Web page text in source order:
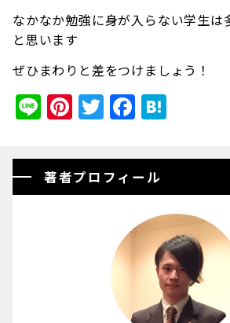
なかなか勉強に身が入らない学生は
と思います
ぜひまわりと差をつけましょう！
LinePinterest
Twitter
著者プロフィール